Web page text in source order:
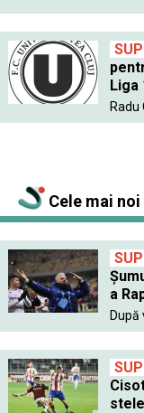
Liga
Radu
Cele mai
a
După